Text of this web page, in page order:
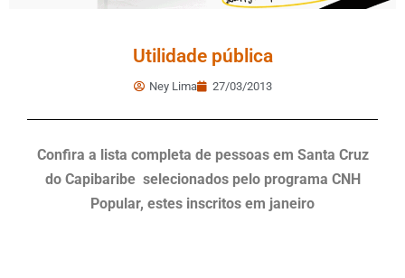
Utilidade pública
Ney Lima 27/03/2013
Confira a lista completa de pessoas em Santa Cruz
do Capibaribe selecionados pelo programa CNH
Popular, estes inscritos em janeiro